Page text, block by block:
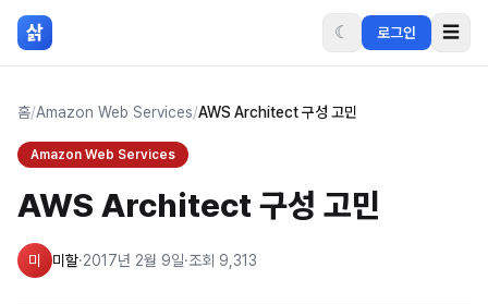
본문 바로가기
삵 ☾ 로그인 ☰
홈/Amazon Web Services/AWS Architect 구성 고민
Amazon Web Services
AWS Architect 구성 고민
미 미할·2017년 2월 9일·조회 9,313